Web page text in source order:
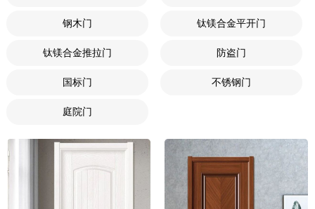
钢木门 钛镁合金平开门
钛镁合金推拉门 防盗门
国标门 不锈钢门
庭院门